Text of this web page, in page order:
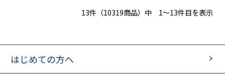
すい大きいボタン ●デジタル測定は１m当たりの立ち上がりと
角度/勾配を測定可能 ●簡単な手順で誤差を修正する校正機能
13件（10319商品）中 1～13件目を表示
はじめての方へ